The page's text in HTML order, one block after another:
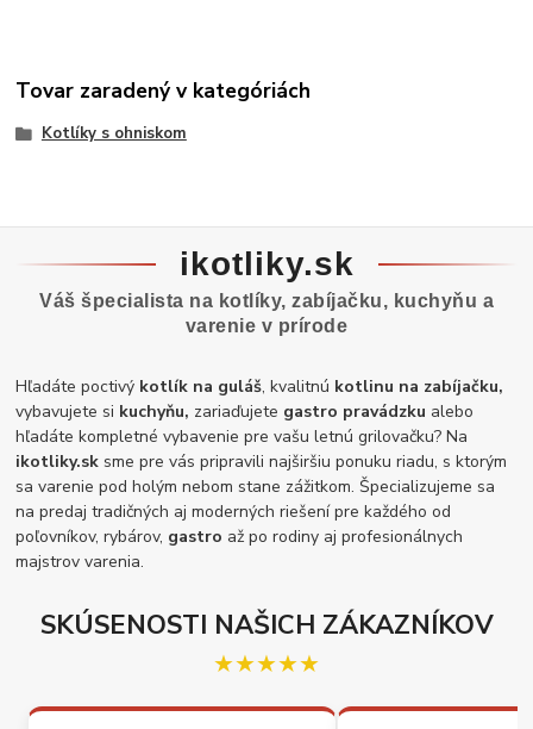
Tovar zaradený v kategóriách
Kotlíky s ohniskom
ikotliky.sk
Váš špecialista na kotlíky, zabíjačku, kuchyňu a
varenie v prírode
Hľadáte poctivý kotlík na guláš, kvalitnú kotlinu na zabíjačku,
vybavujete si kuchyňu, zariaďujete gastro pravádzku alebo
hľadáte kompletné vybavenie pre vašu letnú grilovačku? Na
ikotliky.sk sme pre vás pripravili najširšiu ponuku riadu, s ktorým
sa varenie pod holým nebom stane zážitkom. Špecializujeme sa
na predaj tradičných aj moderných riešení pre každého od
poľovníkov, rybárov, gastro až po rodiny aj profesionálnych
majstrov varenia.
SKÚSENOSTI NAŠICH ZÁKAZNÍKOV
★★★★★